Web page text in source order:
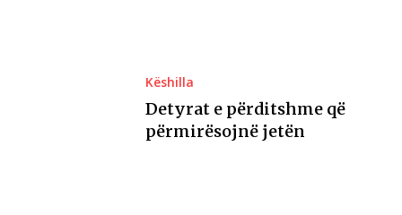
Këshilla
Detyrat e përditshme që
përmirësojnë jetën